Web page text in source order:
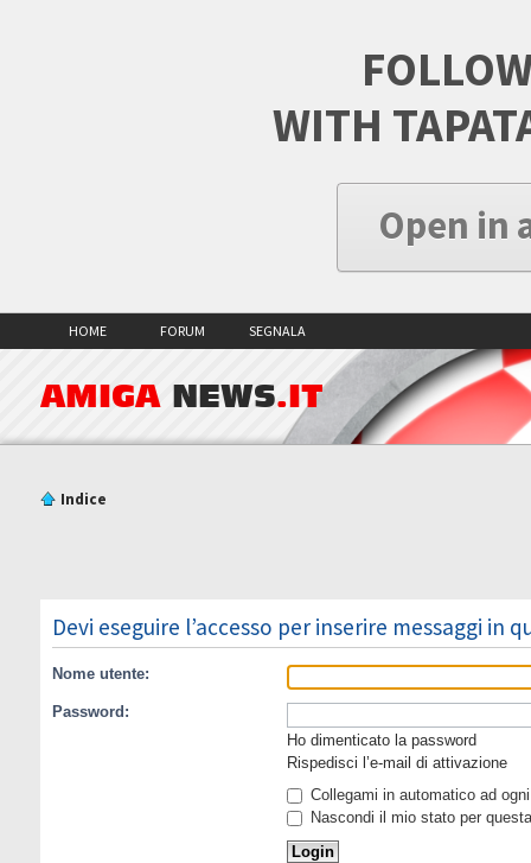
WITH
Open in
HOME FORUM SEGNALA
AMIGA NEWS.IT
Indice
Devi eseguire l’accesso per inserire messaggi in
Nome utente:
Password:
Ho dimenticato la password
Rispedisci l’e-mail di attivazione
Collegami in automatico ad
Nascondi il mio stato per